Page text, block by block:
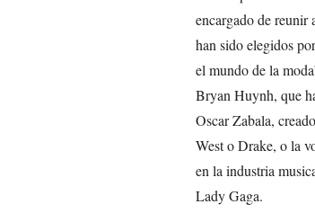
encargado de reunir
han sido elegidos
el mundo de la
Bryan Huynh, que
Oscar Zabala,
West o Drake, o la
en la industria
Lady Gaga.